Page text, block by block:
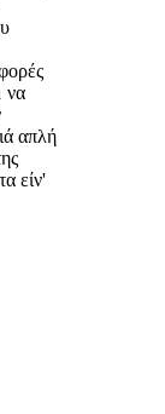
να
απλή
είν'